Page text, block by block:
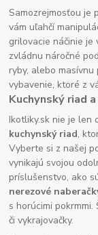
Samozrejmosťou je
vám uľahčí
grilovacie náčinie
zvládnu náročné
ryby, alebo
vybavenie, ktoré z
Kuchynský riad
Ikotliky.sk nie je len
kuchynský riad,
Vyberte si z našej
vynikajú svojou
príslušenstvo, ako
nerezové
s horúcimi
či vykrajovačky.